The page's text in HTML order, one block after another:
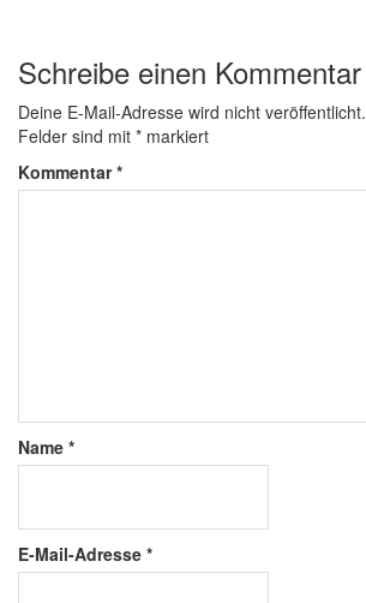
Schreibe einen Kommentar
Deine E-Mail-Adresse wird nicht veröffentlicht.
Felder sind mit * markiert
Kommentar*
Name *
E-Mail-Adresse *